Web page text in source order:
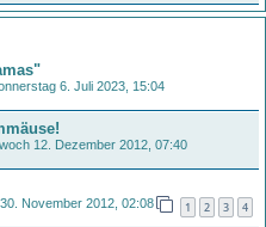
6. Juli 2023, 15:04
12. Dezember 2012, 07:40
November 2012, 02:08
1 2 3 4